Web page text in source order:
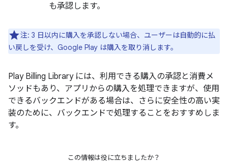
も承認します。
注: 3 日以内に購入を承認しない場合、ユーザーは自動的に払
い戻しを受け、Google Play は購入を取り消します。
Play Billing Library には、利用できる購入の承認と消費メ
ソッドもあり、アプリからの購入を処理できますが、使用
できるバックエンドがある場合は、さらに安全性の高い実
装のために、バックエンドで処理することをおすすめしま
す。
この情報は役に立ちましたか？